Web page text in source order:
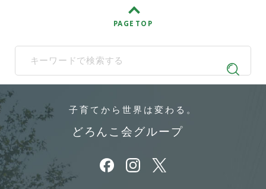
PAGE TOP
When autocomplete results are available use up and down
子育てから 世界は変わる。
どろんこ会グループ
別ウィンドウで開きます
別ウィンドウで開きます
別ウィンドウで開きます